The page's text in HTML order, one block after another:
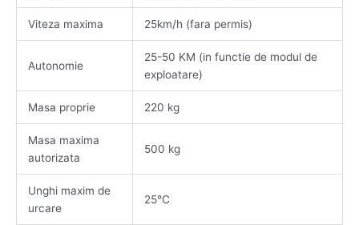
Viteza maxima 25km/h (fara permis)
Autonomie
25-50 KM (in functie de modul de
exploatare)
Masa proprie 220 kg
Masa maxima
autorizata
500 kg
Unghi maxim de
urcare
25°C